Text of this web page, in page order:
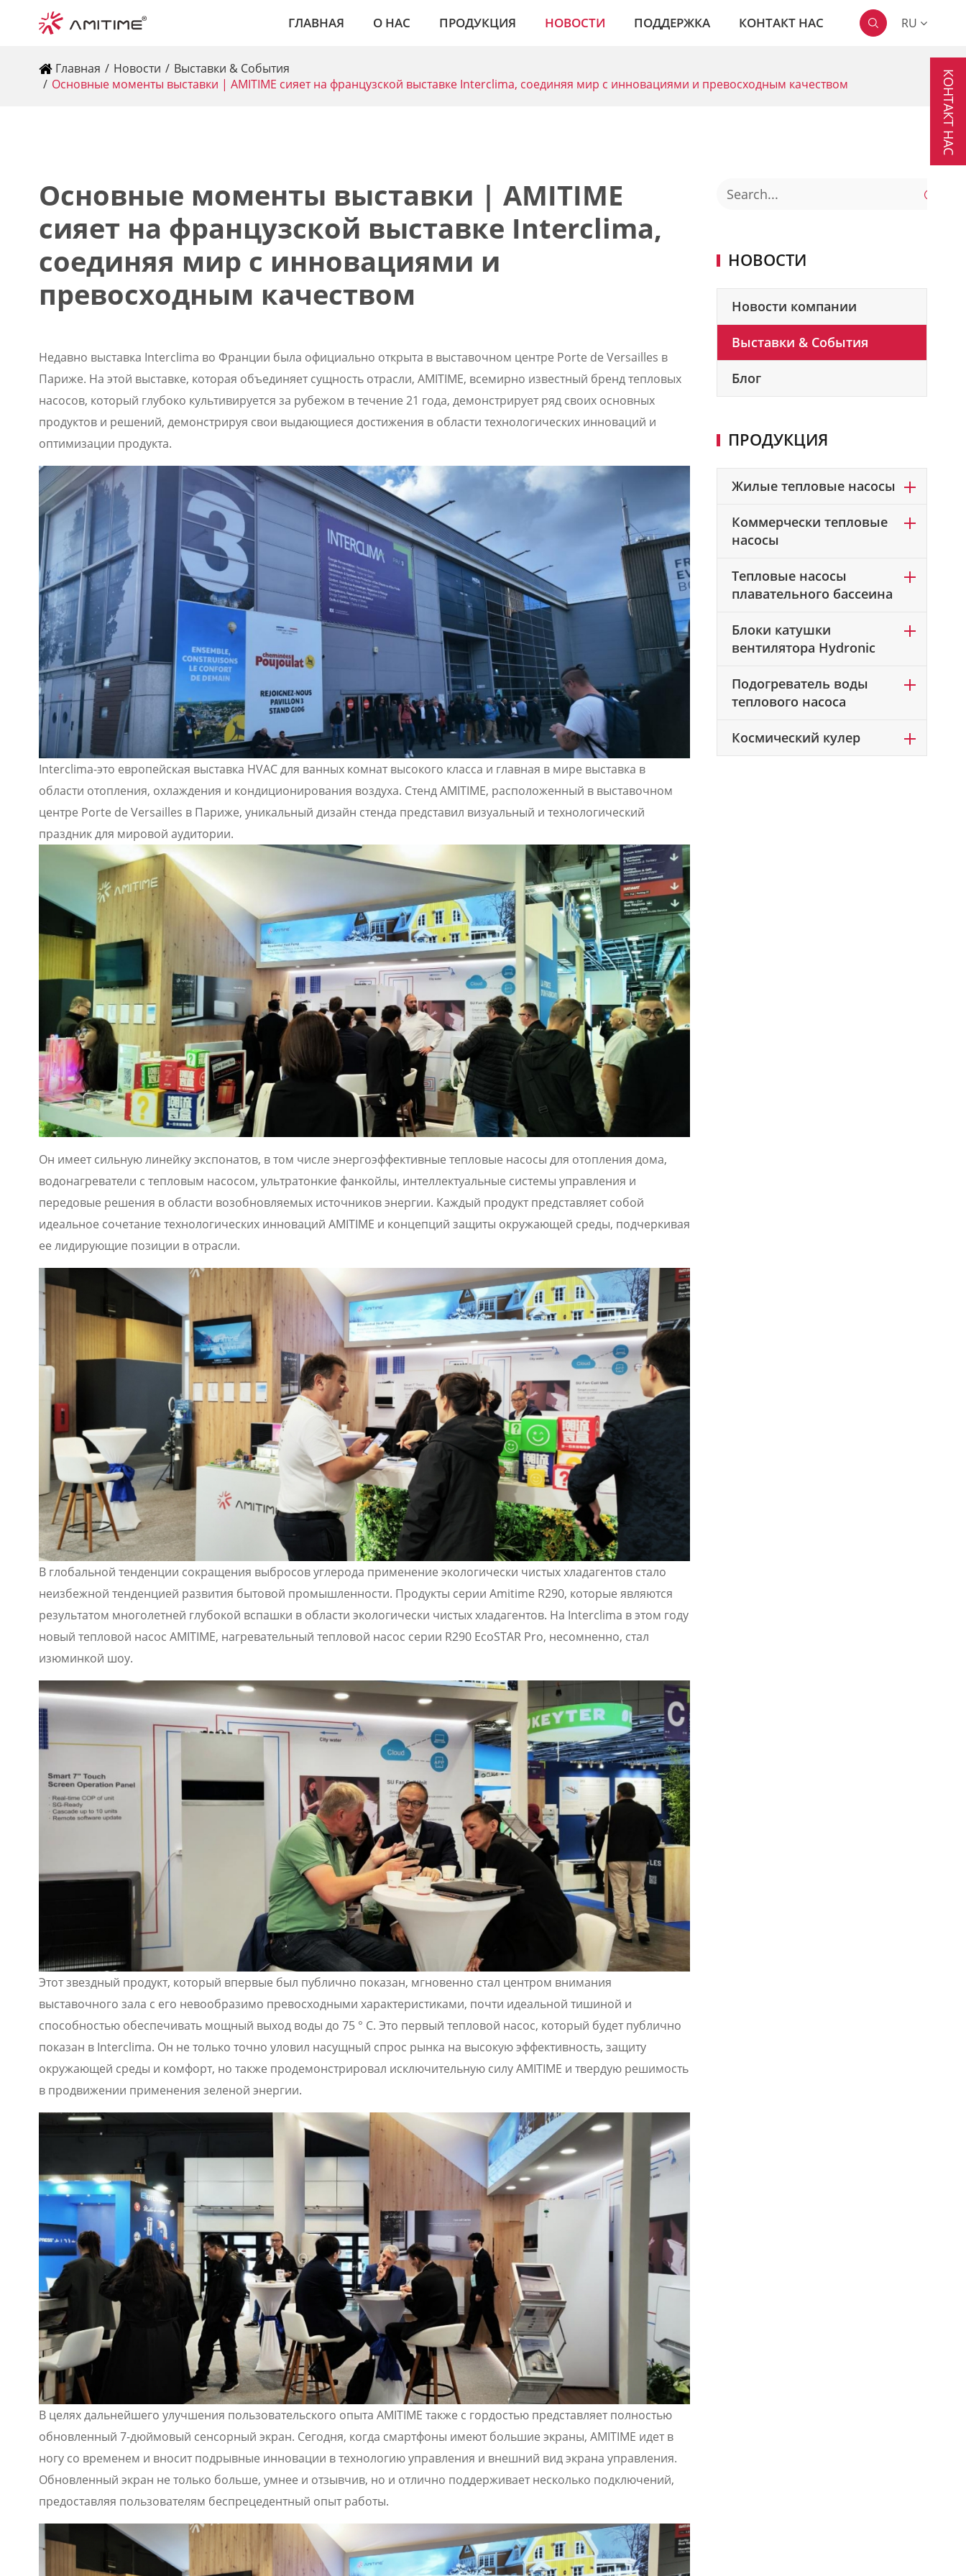
ГЛАВНАЯ О НАС ПРОДУКЦИЯ НОВОСТИ ПОДДЕРЖКА КОНТАКТ НАС  RU
Главная Новости
Выставки & События
Основные моменты выставки | AMITIME сияет на французской выставке Interclima, соединяя мир с инновациями и превосходным качеством
Основные моменты выставки | AMITIME
сияет на французской выставке Interclima,
соединяя мир с инновациями и
превосходным качеством
Недавно выставка Interclima во Франции была официально открыта в выставочном центре Porte de Versailles в
Париже. На этой выставке, которая объединяет сущность отрасли, AMITIME, всемирно известный бренд тепловых
насосов, который глубоко культивируется за рубежом в течение 21 года, демонстрирует ряд своих основных
продуктов и решений, демонстрируя свои выдающиеся достижения в области технологических инноваций и
оптимизации продукта.
Interclima-это европейская выставка HVAC для ванных комнат высокого класса и главная в мире выставка в
области отопления, охлаждения и кондиционирования воздуха. Стенд AMITIME, расположенный в выставочном
центре Porte de Versailles в Париже, уникальный дизайн стенда представил визуальный и технологический
праздник для мировой аудитории.
Он имеет сильную линейку экспонатов, в том числе энергоэффективные тепловые насосы для отопления дома,
водонагреватели с тепловым насосом, ультратонкие фанкойлы, интеллектуальные системы управления и
передовые решения в области возобновляемых источников энергии. Каждый продукт представляет собой
идеальное сочетание технологических инноваций AMITIME и концепций защиты окружающей среды, подчеркивая
ее лидирующие позиции в отрасли.
В глобальной тенденции сокращения выбросов углерода применение экологически чистых хладагентов стало
неизбежной тенденцией развития бытовой промышленности. Продукты серии Amitime R290, которые являются
результатом многолетней глубокой вспашки в области экологически чистых хладагентов. На Interclima в этом году
новый тепловой насос AMITIME, нагревательный тепловой насос серии R290 EcoSTAR Pro, несомненно, стал
изюминкой шоу.
Этот звездный продукт, который впервые был публично показан, мгновенно стал центром внимания
выставочного зала с его невообразимо превосходными характеристиками, почти идеальной тишиной и
способностью обеспечивать мощный выход воды до 75 ° C. Это первый тепловой насос, который будет публично
показан в Interclima. Он не только точно уловил насущный спрос рынка на высокую эффективность, защиту
окружающей среды и комфорт, но также продемонстрировал исключительную силу AMITIME и твердую решимость
в продвижении применения зеленой энергии.
В целях дальнейшего улучшения пользовательского опыта AMITIME также с гордостью представляет полностью
обновленный 7-дюймовый сенсорный экран. Сегодня, когда смартфоны имеют большие экраны, AMITIME идет в
ногу со временем и вносит подрывные инновации в технологию управления и внешний вид экрана управления.
Обновленный экран не только больше, умнее и отзывчив, но и отлично поддерживает несколько подключений,
предоставляя пользователям беспрецедентный опыт работы.

НОВОСТИ
Новости компании
Выставки & События
Блог
ПРОДУКЦИЯ
Жилые тепловые насосы
Коммерчески тепловые
насосы
Тепловые насосы
плавательного бассеина
Блоки катушки
вентилятора Hydronic
Подогреватель воды
теплового насоса
Космический кулер
КОНТАКТ НАС